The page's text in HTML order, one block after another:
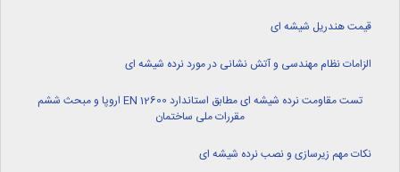
قیمت هندریل شیشه ای
الزامات نظام مهندسی و آتش نشانی در مورد نرده شیشه ای
تست مقاومت نرده شیشه ای مطابق استاندارد EN 12600 اروپا و مبحث ششم
مقررات ملی ساختمان
نکات مهم زیرسازی و نصب نرده شیشه ای